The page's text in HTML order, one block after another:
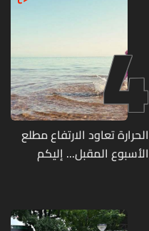
4
الحرارة تعاود الارتفاع مطلع
الأسبوع المقبل... إليكم